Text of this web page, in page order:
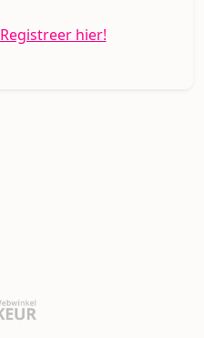
Registreer hier!